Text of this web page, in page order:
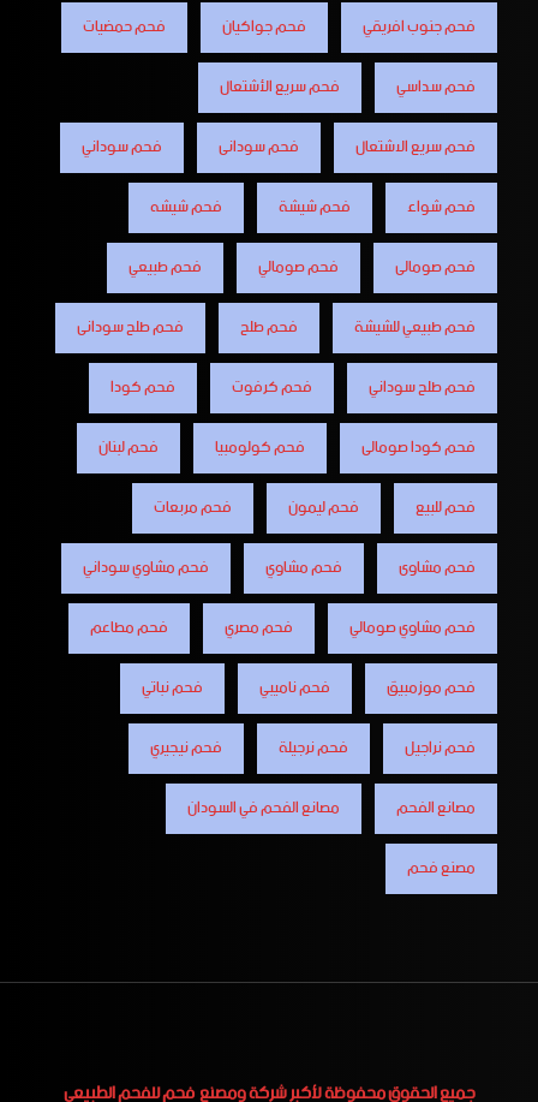
فحم جنوب افريقي
فحم جواكيان
فحم حمضيات
فحم سداسي
فحم سريع الأشتعال
فحم سريع الاشتعال
فحم سودانى
فحم سوداني
فحم شواء
فحم شيشة
فحم شيشه
فحم صومالى
فحم صومالي
فحم طبيعي
فحم طبيعي للشيشة
فحم طلح
فحم طلح سودانى
فحم طلح سوداني
فحم كرفوت
فحم كودا
فحم كودا صومالى
فحم كولومبيا
فحم لبنان
فحم للبيع
فحم ليمون
فحم مربعات
فحم مشاوى
فحم مشاوي
فحم مشاوي سوداني
فحم مشاوي صومالي
فحم مصري
فحم مطاعم
فحم موزمبيق
فحم ناميبي
فحم نباتي
فحم نراجيل
فحم نرجيلة
فحم نيجيري
مصانع الفحم
مصانع الفحم في السودان
مصنع فحم